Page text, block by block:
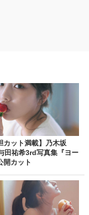
カット満載】乃木坂
田祐希3rd写真集『ヨー
開カット